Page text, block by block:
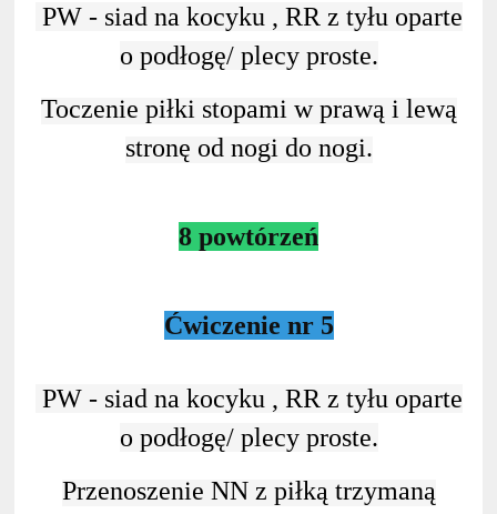
PW - siad na kocyku , RR z tyłu oparte
o podłogę/ plecy proste.
Toczenie piłki stopami w prawą i lewą
stronę od nogi do nogi.
8 powtórzeń
Ćwiczenie nr 5
PW - siad na kocyku , RR z tyłu oparte
o podłogę/ plecy proste.
Przenoszenie NN z piłką trzymaną